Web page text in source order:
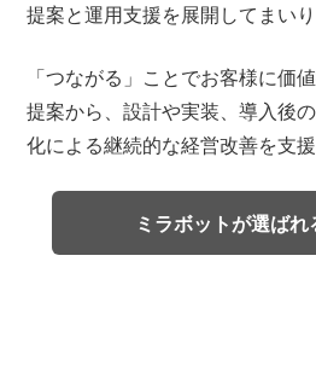
提案と運用支援を展開してまいり
「つながる」ことでお客様に価
提案から、設計や実装、導入後
化による継続的な経営改善を支援
ミラボットが選ばれ